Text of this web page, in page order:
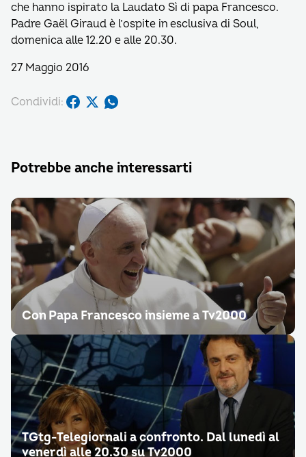
che hanno ispirato la Laudato Sì di papa Francesco.
Padre Gaël Giraud è l’ospite in esclusiva di Soul,
domenica alle 12.20 e alle 20.30.
27 Maggio 2016
Condividi:
Potrebbe anche interessarti
Con Papa Francesco insieme a Tv2000
TGtg-Telegiornali a confronto. Dal lunedì al
venerdì alle 20.30 su Tv2000